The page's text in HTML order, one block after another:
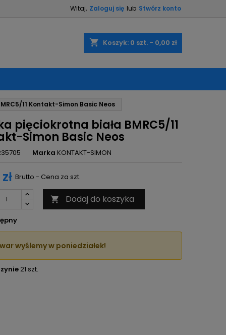
Witaj, Zaloguj się lub Stwórz konto
shopping_cart Koszyk: 0 szt. - 0,00 zł
11 Kontakt-Simon Basic Neos
pięciokrotna biała BMRC5/11
Simon Basic Neos
Marka KONTAKT-SIMON
Brutto - Cena za szt.
 Dodaj do koszyka
wyślemy w poniedziałek!
21 szt.